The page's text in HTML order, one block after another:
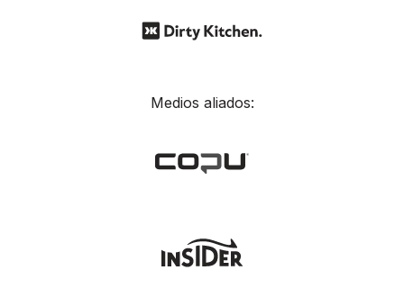
Medios aliados: